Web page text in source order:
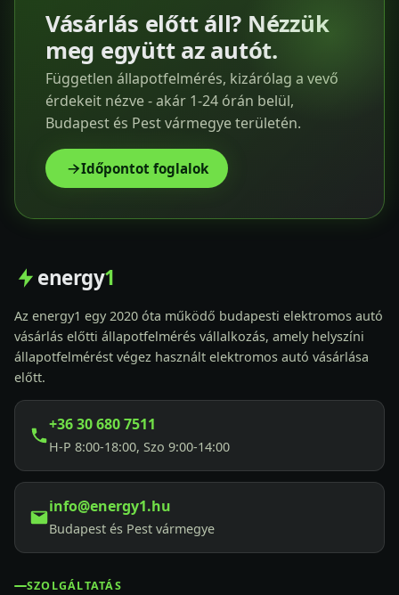
Vásárlás előtt áll? Nézzük
meg együtt az autót.
Független állapotfelmérés, kizárólag a vevő
érdekeit nézve - akár 1-24 órán belül,
Budapest és Pest vármegye területén.
Időpontot foglalok
energy1
Az energy1 egy 2020 óta működő budapesti elektromos autó
vásárlás előtti állapotfelmérés vállalkozás, amely helyszíni
állapotfelmérést végez használt elektromos autó vásárlása
előtt.
+36 30 680 7511
H-P 8:00-18:00, Szo 9:00-14:00
info@energy1.hu
Budapest és Pest vármegye
SZOLGÁLTATÁS